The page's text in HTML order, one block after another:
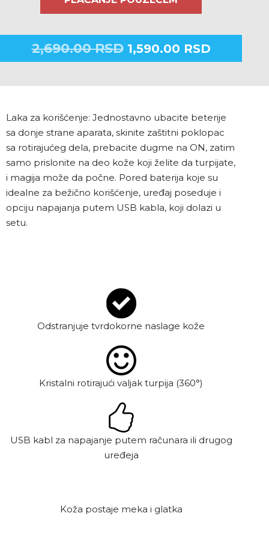
2,690.00RSD 1,590.00 RSD
Laka za korišćenje: Jednostavno ubacite beterije
sa donje strane aparata, skinite zaštitni poklopac
sa rotirajućeg dela, prebacite dugme na ON, zatim
samo prislonite na deo kože koji želite da turpijate,
i magija može da počne. Pored baterija koje su
idealne za bežično korišćenje, uređaj poseduje i
opciju napajanja putem USB kabla, koji dolazi u
setu.
Odstranjuje tvrdokorne naslage kože
Kristalni rotirajući valjak turpija (360°)
USB kabl za napajanje putem računara ili drugog
uređeja
Koža postaje meka i glatka